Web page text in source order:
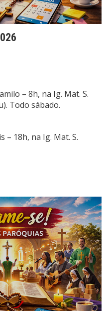
– 8h, na Ig. Mat. S.
Todo sábado.
– 18h, na Ig. Mat. S.